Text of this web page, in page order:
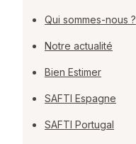
Qui sommes-nous ?
Notre actualité
Bien Estimer
SAFTI Espagne
SAFTI Portugal